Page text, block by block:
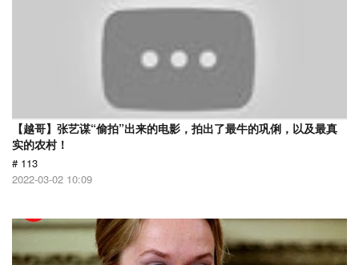
【越哥】张艺谋“偷拍”出来的电影，拍出了最牛的巩俐，以及最真
实的农村！
# 113
2022-03-02 10:09